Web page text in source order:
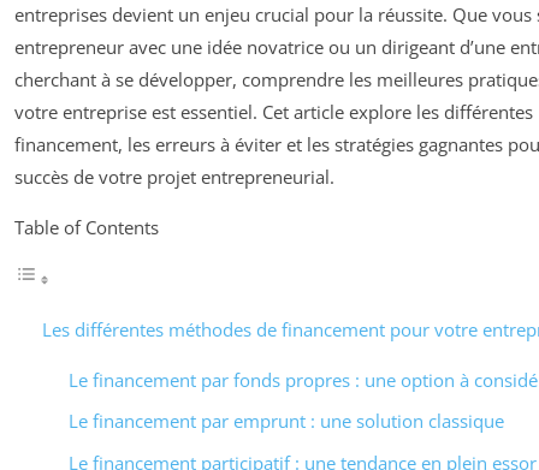
entreprises devient un enjeu crucial pour la réussite. Que vous
entrepreneur avec une idée novatrice ou un dirigeant d’une
cherchant à se développer, comprendre les meilleures
votre entreprise est essentiel. Cet article explore les
financement, les erreurs à éviter et les stratégies gagnantes
succès de votre projet entrepreneurial.
Table of Contents
Les différentes méthodes de financement pour votre
Le financement par fonds propres : une option à
Le financement par emprunt : une solution classique
Le financement participatif : une tendance en plein essor